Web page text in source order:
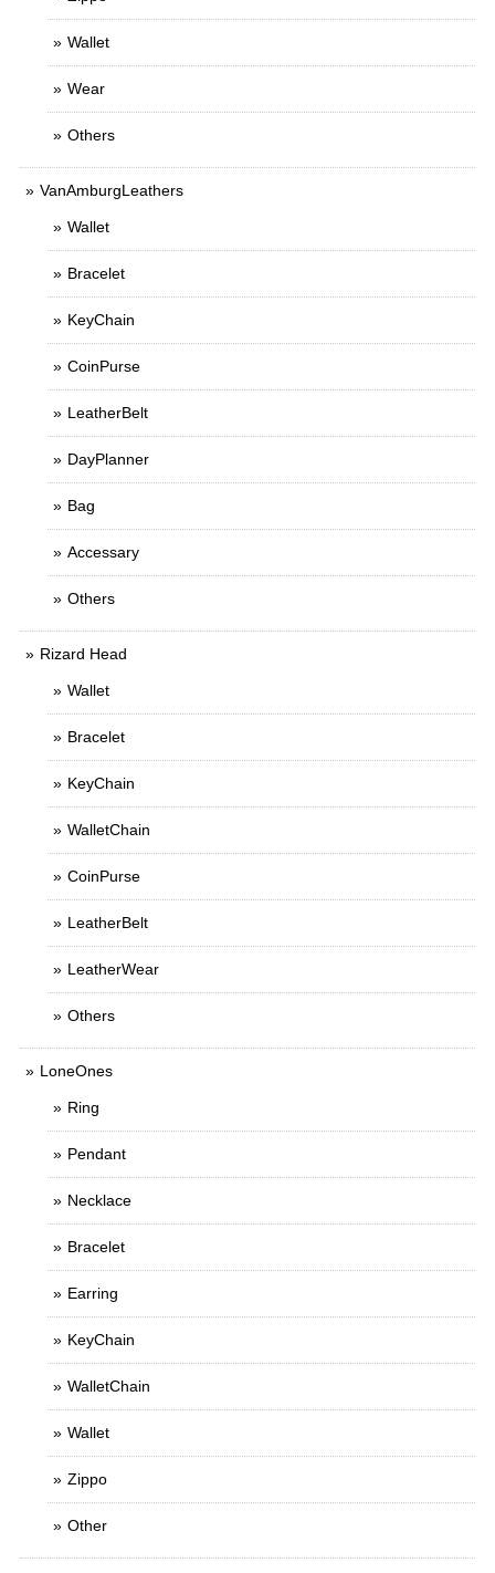
Wallet
Wear
Others
VanAmburgLeathers
Wallet
Bracelet
KeyChain
CoinPurse
LeatherBelt
DayPlanner
Bag
Accessary
Others
Rizard Head
Wallet
Bracelet
KeyChain
WalletChain
CoinPurse
LeatherBelt
LeatherWear
Others
LoneOnes
Ring
Pendant
Necklace
Bracelet
Earring
KeyChain
WalletChain
Wallet
Zippo
Other